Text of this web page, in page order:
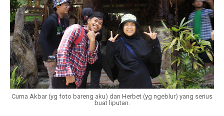
Cuma Akbar (yg foto bareng aku) dan Herbet (yg ngeblur) yang serius
buat liputan.